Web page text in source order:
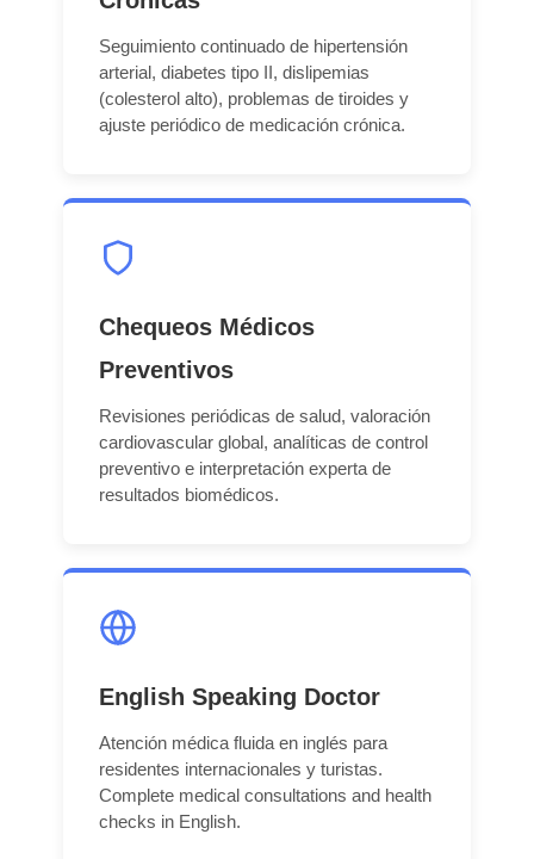
Seguimiento continuado de hipertensión
arterial, diabetes tipo II, dislipemias
(colesterol alto), problemas de tiroides y
ajuste periódico de medicación crónica.
Chequeos Médicos
Preventivos
Revisiones periódicas de salud, valoración
cardiovascular global, analíticas de control
preventivo e interpretación experta de
resultados biomédicos.
English Speaking Doctor
Atención médica fluida en inglés para
residentes internacionales y turistas.
Complete medical consultations and health
checks in English.